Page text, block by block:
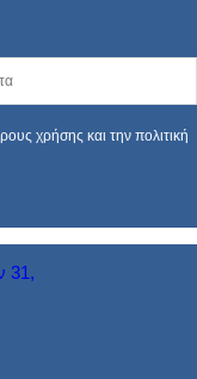
χρήσης και την πολιτική
31,